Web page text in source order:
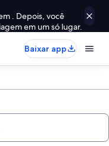
. Depois, você
em um só lugar.
Baixar app